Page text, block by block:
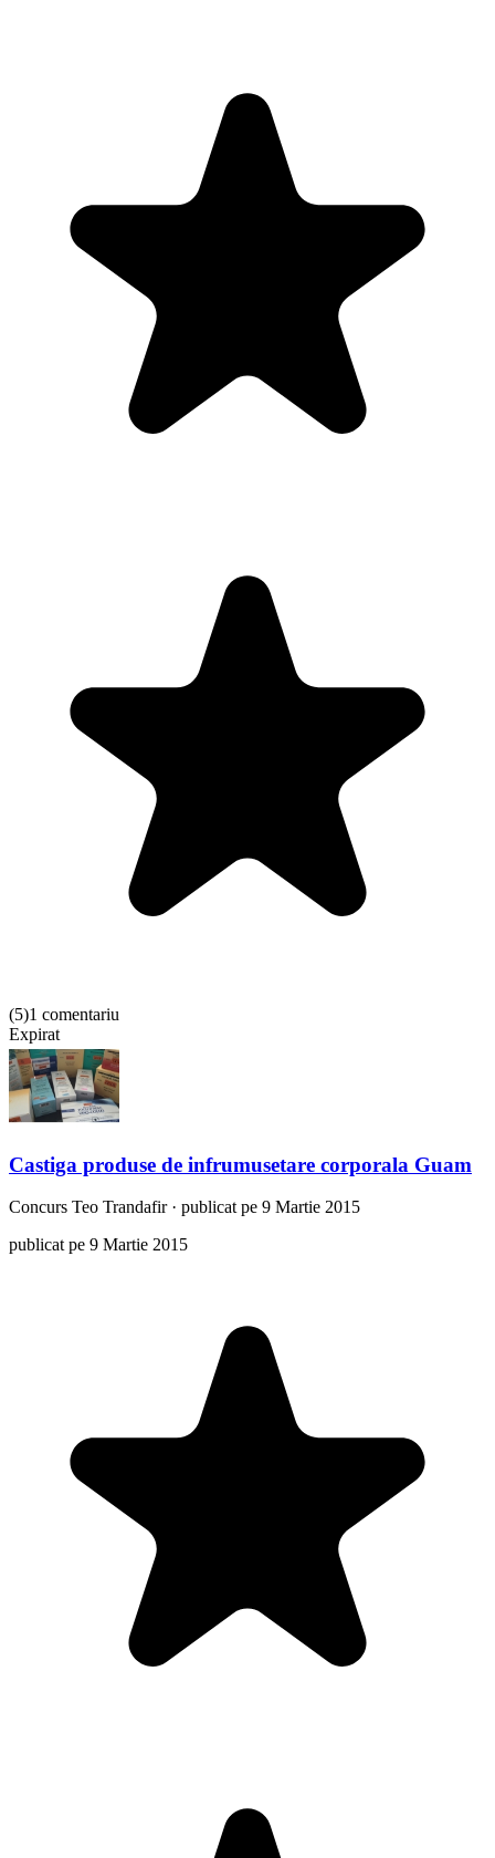
(5)1 comentariu
Expirat
Castiga produse de infrumusetare corporala Guam
Concurs Teo Trandafir· publicat pe 9 Martie 2015
publicat pe 9 Martie 2015